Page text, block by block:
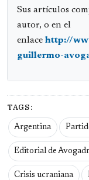
Sus artículos
autor, o en el
enlace http://
guillermo-
TAGS:
Argentina
Editorial de
Crisis ucraniana